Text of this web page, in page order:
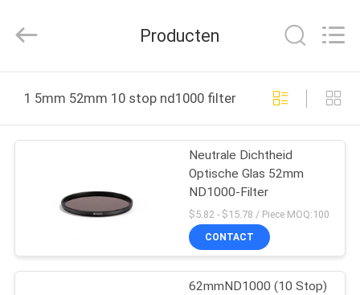
PRODUCTEN
ONGEVEER
FABRIEKSREIS
Shadow
Technology
Rights
Producten
1 5mm 52mm 10 stop nd1000 filter online fabricage
Neutrale Dichtheid
Optische Glas 52mm
ND1000-Filter
$5.82 - $15.78 / Piece MOQ:100
CONTACT
62mmND1000 (10 Stop)